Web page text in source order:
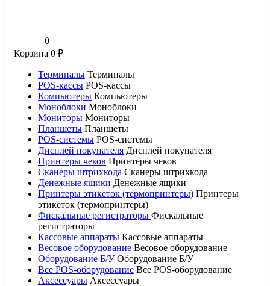
0
Корзина 0 ₽
Терминалы Терминалы
POS-кассы POS-кассы
Компьютеры Компьютеры
Моноблоки Моноблоки
Мониторы Мониторы
Планшеты Планшеты
POS-системы POS-системы
Дисплей покупателя Дисплей покупателя
Принтеры чеков Принтеры чеков
Сканеры штрихкода Сканеры штрихкода
Денежные ящики Денежные ящики
Принтеры этикеток (термопринтеры) Принтеры
этикеток (термопринтеры)
Фискальные регистраторы Фискальные
регистраторы
Кассовые аппараты Кассовые аппараты
Весовое оборудование Весовое оборудование
Оборудование Б/У Оборудование Б/У
Все POS-оборудование Все POS-оборудование
Аксессуары Аксессуары